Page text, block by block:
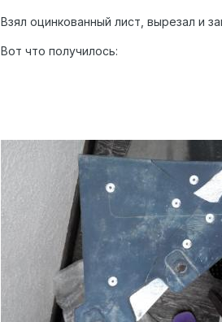
Взял оцинкованный лист, вырезал и
Вот что получилось: